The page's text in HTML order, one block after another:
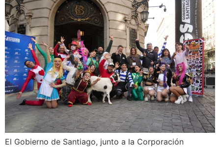
El Gobierno de Santiago, junto a la Corporación